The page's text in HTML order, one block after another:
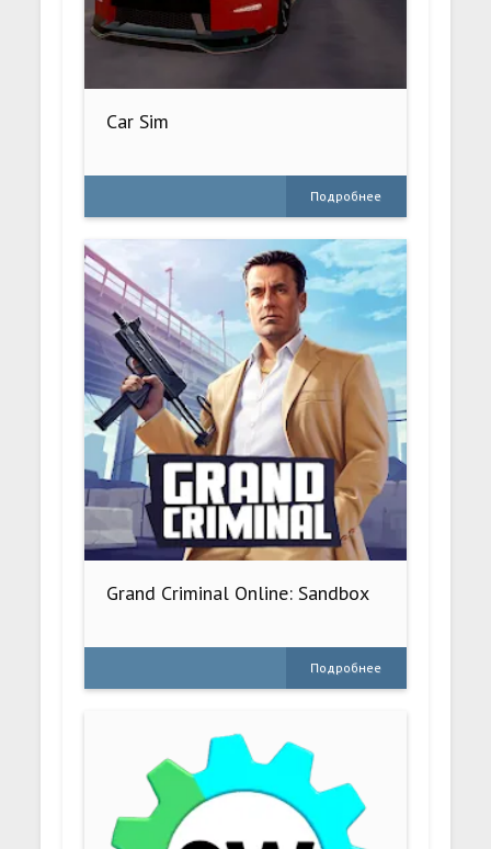
Car Sim
Подробнее
Grand Criminal Online: Sandbox
Подробнее